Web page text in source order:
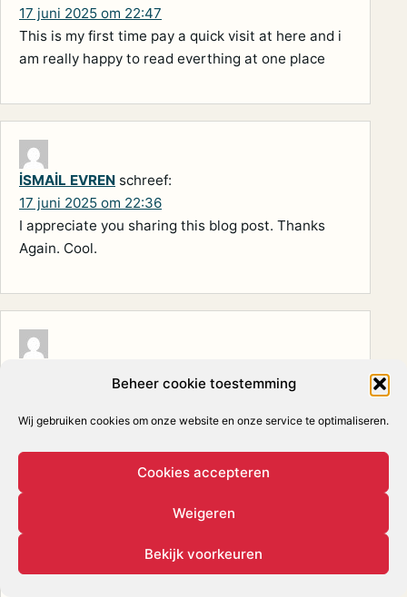
Beheer cookie toestemming
Wij gebruiken cookies om onze website en onze service te optimaliseren.
Cookies accepteren
Weigeren
Bekijk voorkeuren
17 juni 2025 om 22:47
This is my first time pay a quick visit at here and i
am really happy to read everthing at one place
İSMAİL EVREN schreef:
17 juni 2025 om 22:36
I appreciate you sharing this blog post. Thanks
Again. Cool.
17 juni 2025 om 22:25
Pretty! This has been a really wonderful post.